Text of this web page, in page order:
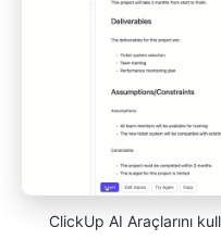
ClickUp AI Araçlarını